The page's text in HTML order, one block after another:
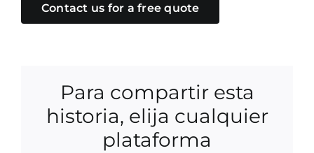
Contact us for a free quote
Para compartir esta
historia, elija cualquier
plataforma